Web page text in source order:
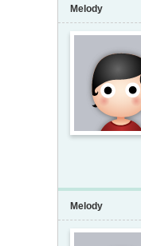
Melody
Melody